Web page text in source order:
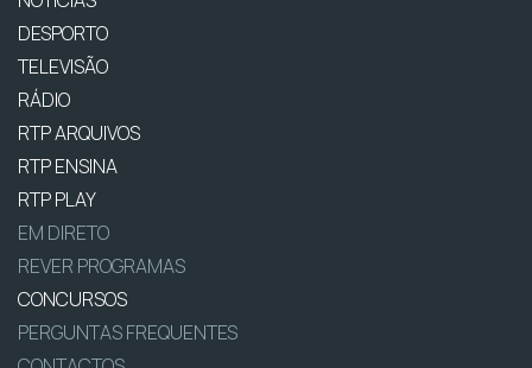
DESPORTO
TELEVISÃO
RÁDIO
RTP ARQUIVOS
RTP ENSINA
RTP PLAY
EM DIRETO
REVER PROGRAMAS
CONCURSOS
PERGUNTAS FREQUENTES